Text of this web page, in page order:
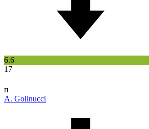
6.6
17
п
A. Golinucci